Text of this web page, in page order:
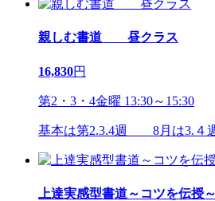
親しむ書道 昼クラス
16,830円
第2・3・4金曜 13:30～15:30
基本は第2.3.4週 8月は3.４
上達実感型書道～コツを伝授～